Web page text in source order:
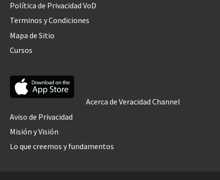
Política de Privacidad VoD
Terminos y Condiciones
Mapa de Sitio
Cursos
Acerca de Veracidad Channel
Aviso de Privacidad
Misión y Visión
Lo que creemos y fundamentos